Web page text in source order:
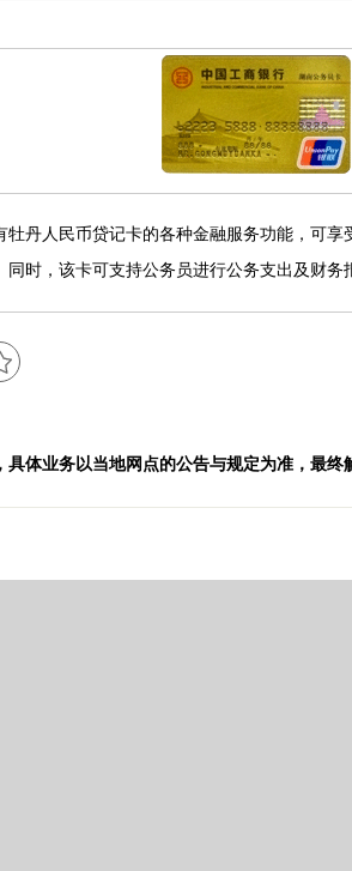
牡丹人民币贷记卡的各种金融服务功能，可享
同时，该卡可支持公务员进行公务支出及财务
体业务以当地网点的公告与规定为准，最终